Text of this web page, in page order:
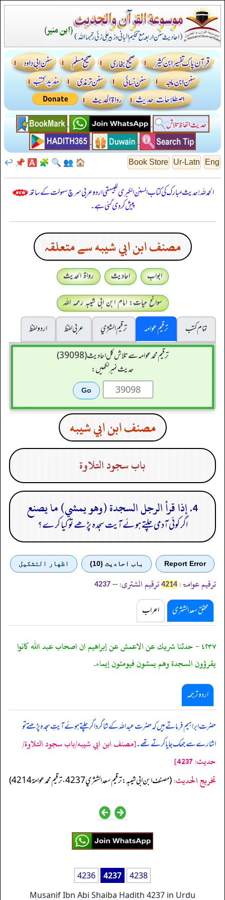
Eng
Ur-Latn
Book Store
🏠
👥
🔍
🧩
🅰️
📌
↩️
الحمدللہ! حدیث مبارک کی کتاب السنن الكبرى للبيهقي اردو عربی سرچ سہولت کے ساتھ
پیش کر دی گئی ہے۔
مصنف ابن ابي شيبه سے متعلقہ
ابواب احادیث
رواۃ الحدیث
سوانح حیات: امام ابن ابی شیبہ رحمہ اللہ
تمام کتب
ترقیم عوامہ ترقيم الشژي عربی لفظ
اردو لفظ
ترقیم محمدعوامہ سے تلاش کل احادیث (39098)
حدیث نمبر لکھیں:
مصنف ابن ابي شيبه
باب سجود التلاوة
4. إذا قرأ الرجل السجدة (وهو يمشي) ما يصنع
اگر کوئی آدمی چلتے ہوئے آیت سجدہ پڑھے تو کیا کرے؟
Report Error باب احادیث (10) اظهار التشكيل
ترقیم عوامۃ: 4214 ترقیم الشثری: --
4237
محقق سعد الشثری اعراب
٤٢٣٧ - حدثنا شريك عن الاعمش عن إبراهيم ان اصحاب عبد الله كانوا
يقرؤون السجدة وهم يمشون فيومئون إيماء.
اردو ترجمہ
حضرت ابراہیم فرماتے ہیں کہ حضرت عبد اللہ کے شاگرد اگر چلتے ہوئے آیتِ سجدہ پڑھتے تو
اشارے سے جھک جایا کرتے تھے۔[مصنف ابن ابي شيبه/باب سجود التلاوة/
حدیث: 4237]
تخریج الحدیث:(مصنف ابن ابي شيبه: ترقيم سعد الشثري 4237، ترقيم محمد عوامة 4214)
4236 4237
4238
Musanif Ibn Abi Shaiba Hadith 4237 in Urdu